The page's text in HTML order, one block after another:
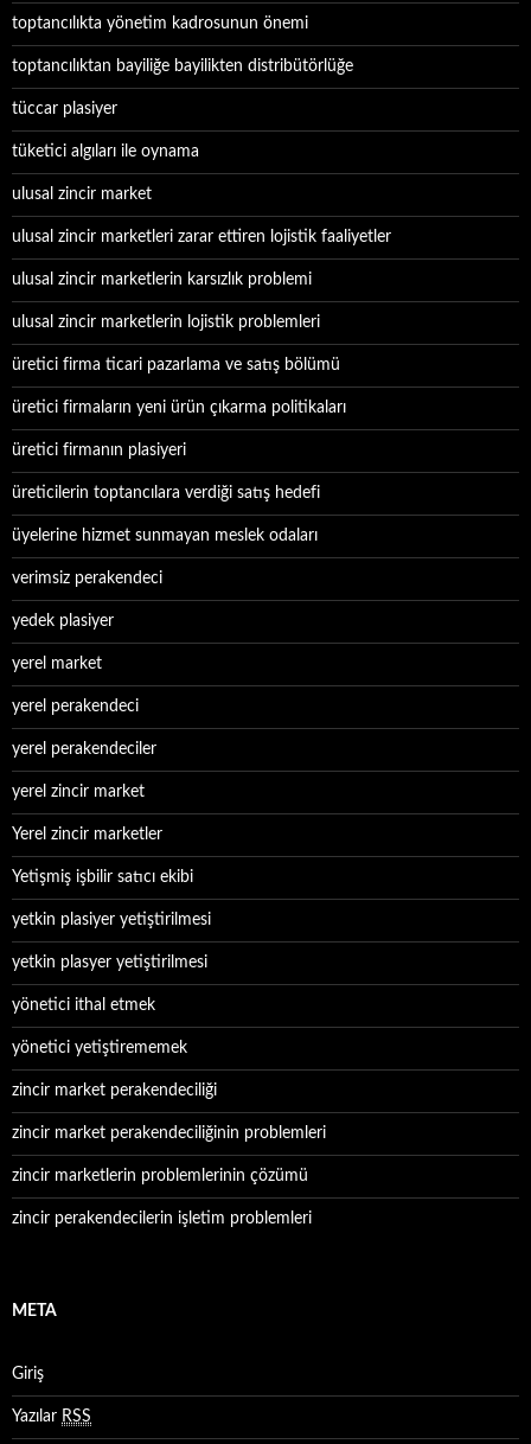
toptancılıkta yönetim kadrosunun önemi
toptancılıktan bayiliğe bayilikten distribütörlüğe
tüccar plasiyer
tüketici algıları ile oynama
ulusal zincir market
ulusal zincir marketleri zarar ettiren lojistik faaliyetler
ulusal zincir marketlerin karsızlık problemi
ulusal zincir marketlerin lojistik problemleri
üretici firma ticari pazarlama ve satış bölümü
üretici firmaların yeni ürün çıkarma politikaları
üretici firmanın plasiyeri
üreticilerin toptancılara verdiği satış hedefi
üyelerine hizmet sunmayan meslek odaları
verimsiz perakendeci
yedek plasiyer
yerel market
yerel perakendeci
yerel perakendeciler
yerel zincir market
Yerel zincir marketler
Yetişmiş işbilir satıcı ekibi
yetkin plasiyer yetiştirilmesi
yetkin plasyer yetiştirilmesi
yönetici ithal etmek
yönetici yetiştirememek
zincir market perakendeciliği
zincir market perakendeciliğinin problemleri
zincir marketlerin problemlerinin çözümü
zincir perakendecilerin işletim problemleri
META
Giriş
Yazılar RSS